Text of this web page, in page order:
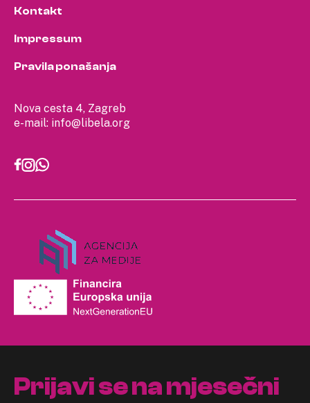
Nova cesta 4, Zagreb
e-mail: info@libela.org
Kontakt
Impressum
Pravila ponašanja
Prijavi se na mjesečni